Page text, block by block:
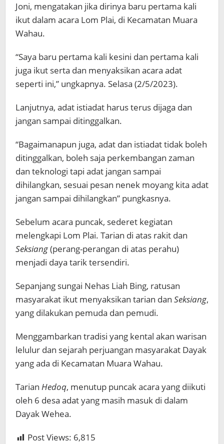
Joni, mengatakan jika dirinya baru pertama kali
ikut dalam acara Lom Plai, di Kecamatan Muara
Wahau.
“Saya baru pertama kali kesini dan pertama kali
juga ikut serta dan menyaksikan acara adat
seperti ini,” ungkapnya. Selasa (2/5/2023).
Lanjutnya, adat istiadat harus terus dijaga dan
jangan sampai ditinggalkan.
“Bagaimanapun juga, adat dan istiadat tidak boleh
ditinggalkan, boleh saja perkembangan zaman
dan teknologi tapi adat jangan sampai
dihilangkan, sesuai pesan nenek moyang kita adat
jangan sampai dihilangkan” pungkasnya.
Sebelum acara puncak, sederet kegiatan
melengkapi Lom Plai. Tarian di atas rakit dan
Seksiang(perang-perangan di atas perahu)
menjadi daya tarik tersendiri.
Sepanjang sungai Nehas Liah Bing, ratusan
masyarakat ikut menyaksikan tarian dan Seksiang,
yang dilakukan pemuda dan pemudi.
Menggambarkan tradisi yang kental akan warisan
lelulur dan sejarah perjuangan masyarakat Dayak
yang ada di Kecamatan Muara Wahau.
Tarian Hedoq, menutup puncak acara yang diikuti
oleh 6 desa adat yang masih masuk di dalam
Dayak Wehea.
Post Views: 6,815